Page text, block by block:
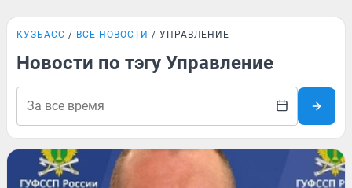
КУЗБАСС ВСЕ НОВОСТИ УПРАВЛЕНИЕ
Новости по тэгу Управление